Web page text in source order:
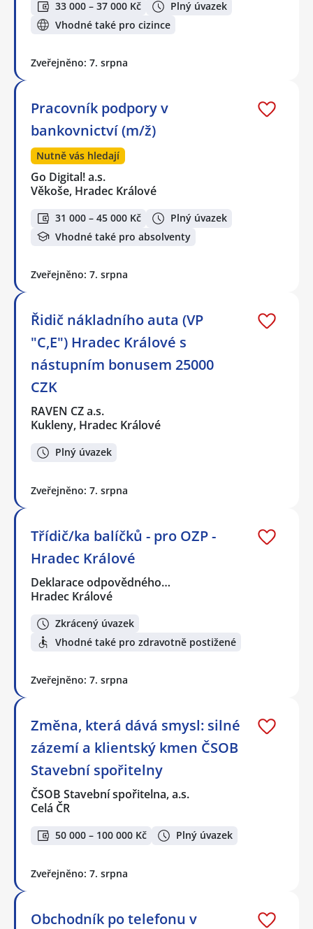
33 000 – 37 000 Kč
Plný úvazek
Vhodné také pro cizince
Zveřejněno: 7. srpna
Pracovník podpory v
bankovnictví (m/ž)
Nutně vás hledají
Go Digital! a.s.
Věkoše, Hradec Králové
31 000 – 45 000 Kč
Plný úvazek
Vhodné také pro absolventy
Zveřejněno: 7. srpna
Řidič nákladního auta (VP
"C,E") Hradec Králové s
nástupním bonusem 25000
CZK
RAVEN CZ a.s.
Kukleny, Hradec Králové
Plný úvazek
Zveřejněno: 7. srpna
Třídič/ka balíčků - pro OZP -
Hradec Králové
Deklarace odpovědného…
Hradec Králové
Zkrácený úvazek
Vhodné také pro zdravotně postižené
Zveřejněno: 7. srpna
Změna, která dává smysl: silné
zázemí a klientský kmen ČSOB
Stavební spořitelny
ČSOB Stavební spořitelna, a.s.
Celá ČR
50 000 – 100 000 Kč Plný úvazek
Zveřejněno: 7. srpna
Obchodník po telefonu v